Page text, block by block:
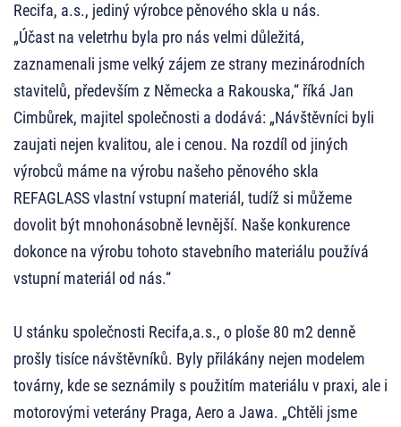
Recifa, a.s., jediný výrobce pěnového skla u nás.
„Účast na veletrhu byla pro nás velmi důležitá,
zaznamenali jsme velký zájem ze strany mezinárodních
stavitelů, především z Německa a Rakouska,“ říká Jan
Cimbůrek, majitel společnosti a dodává: „Návštěvníci byli
zaujati nejen kvalitou, ale i cenou. Na rozdíl od jiných
výrobců máme na výrobu našeho pěnového skla
REFAGLASS vlastní vstupní materiál, tudíž si můžeme
dovolit být mnohonásobně levnější. Naše konkurence
dokonce na výrobu tohoto stavebního materiálu používá
vstupní materiál od nás.“
U stánku společnosti Recifa,a.s., o ploše 80 m2 denně
prošly tisíce návštěvníků. Byly přilákány nejen modelem
továrny, kde se seznámily s použitím materiálu v praxi, ale i
motorovými veterány Praga, Aero a Jawa. „Chtěli jsme